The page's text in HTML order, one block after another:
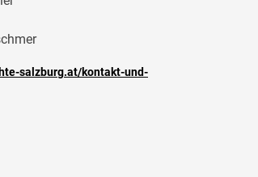
salzburg.at/kontakt-und-